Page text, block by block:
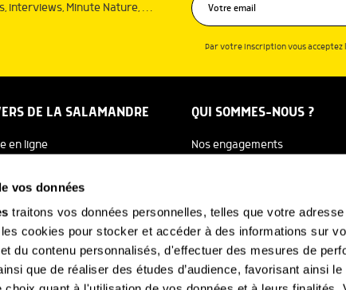
vos données
traitons vos données personnelles, telles que votre
cookies pour stocker et accéder à des informations sur
du contenu personnalisés, d'effectuer des mesures de
que de réaliser des études d’audience, favorisant ainsi
interviews, Minute Nature, …
Par votre inscription vous acceptez
DE LA SALAMANDRE
en ligne
Nature
QUI SOMMES-NOUS ?
Nos engagements
L'équipe
Nous soutenir